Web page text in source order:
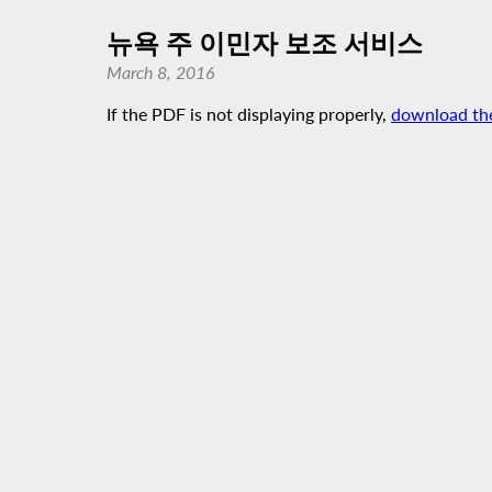
뉴욕 주 이민자 보조 서비스
March 8, 2016
If the PDF is not displaying properly, download